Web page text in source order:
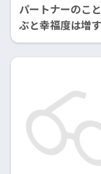
パートナーのこ
ぶと幸福度は増